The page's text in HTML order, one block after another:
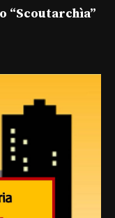
“Scoutarchìa”